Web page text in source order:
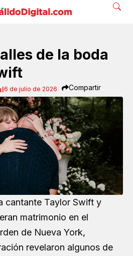
de la boda
6 de julio de 2026 Compartir
cantante Taylor Swift y
matrimonio en el
de Nueva York,
revelaron algunos de